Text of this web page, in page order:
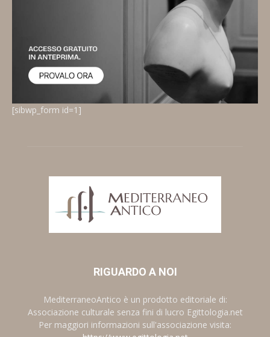
[sibwp_form id=1]
RIGUARDO A NOI
MediterraneoAntico è un prodotto editoriale di:
Associazione culturale senza fini di lucro Egittologia.net
Per maggiori informazioni sull'associazione visita: